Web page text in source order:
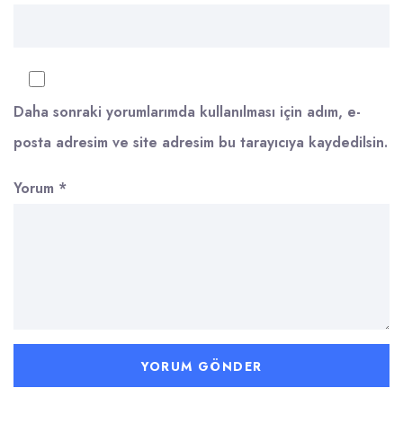
Daha sonraki yorumlarımda kullanılması için adım, e-
posta adresim ve site adresim bu tarayıcıya kaydedilsin.
Yorum *